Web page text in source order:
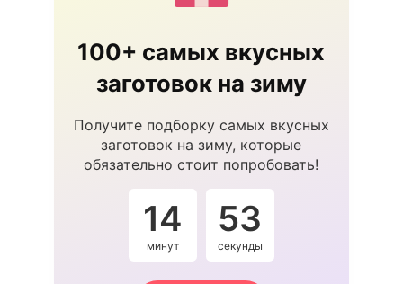
100+ самых вкусных
заготовок на зиму
Получите подборку самых вкусных
заготовок на зиму, которые
обязательно стоит попробовать!
14
минут
52
секунды